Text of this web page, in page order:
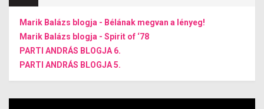
Marik Balázs blogja - Bélának megvan a lényeg!
Marik Balázs blogja - Spirit of ‘78
PARTI ANDRÁS BLOGJA 6.
PARTI ANDRÁS BLOGJA 5.